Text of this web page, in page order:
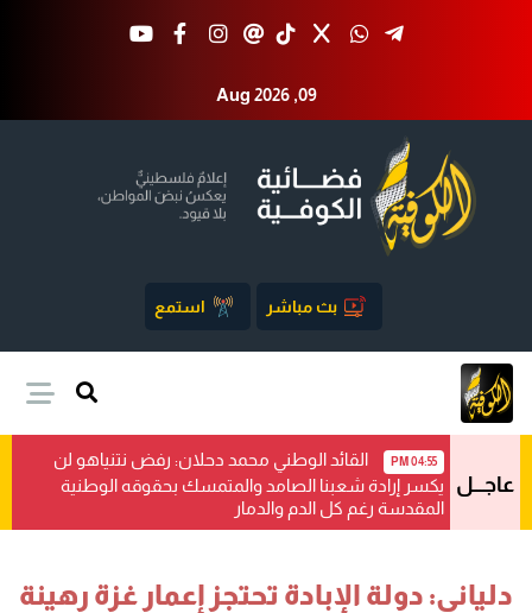
Aug 2026 ,09
بث مباشر استمع
عاجـــل
04:55 PM
القائد الوطني محمد دحلان: رفض نتنياهو لن
يكسر إرادة شعبنا الصامد والمتمسك بحقوقه الوطنية
المقدسة رغم كل الدم والدمار
دلياني: دولة الإبادة تحتجز إعمار غزة رهينة